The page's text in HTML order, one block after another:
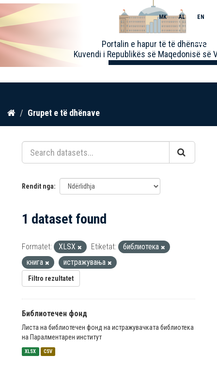
Kalo
përmbajtja
Portalin e hapur të të dhënave
Kuvendi i Republikës së Maqedonisë së
MK AL EN
Toggle
Grupet e të dhënave
Rendit nga
1 dataset found
Formatet: XLSX Etiketat:
библиотека
книга
истражувања
Filtro rezultatet
Библиотечен фонд
Листа на библиотечен фонд на истражувачката библиотека
на Паралментарен институт
XLSX CSV